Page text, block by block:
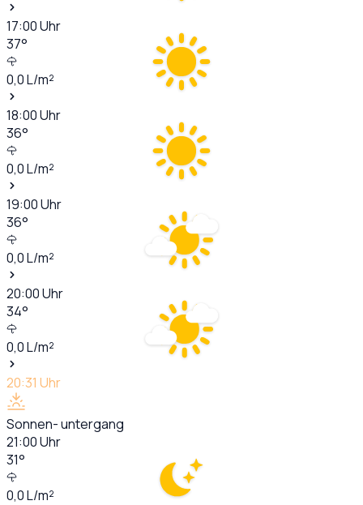
17:00Uhr
37°
0,0L/m²
18:00Uhr
36°
0,0L/m²
19:00Uhr
36°
0,0L/m²
20:00Uhr
34°
0,0L/m²
20:31 Uhr
Sonnen- untergang
21:00Uhr
31°
0,0L/m²